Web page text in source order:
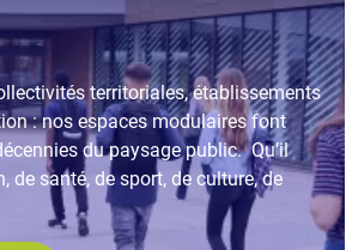
territoriales, établissements
: nos espaces modulaires font
du paysage public. Qu’il
de santé, de sport, de culture, de